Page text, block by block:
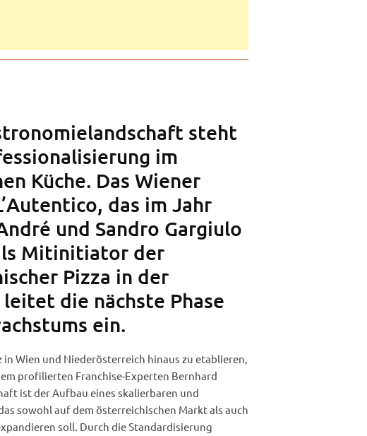
steht
im
Küche. Das Wiener
das im Jahr
und Sandro Gargiulo
Mitinitiator der
Pizza in der
die nächste Phase
ein.
Wien und Niederösterreich hinaus zu etablieren,
profilierten Franchise-Experten Bernhard
ist der Aufbau eines skalierbaren und
sowohl auf dem österreichischen Markt als auch
soll. Durch die Standardisierung